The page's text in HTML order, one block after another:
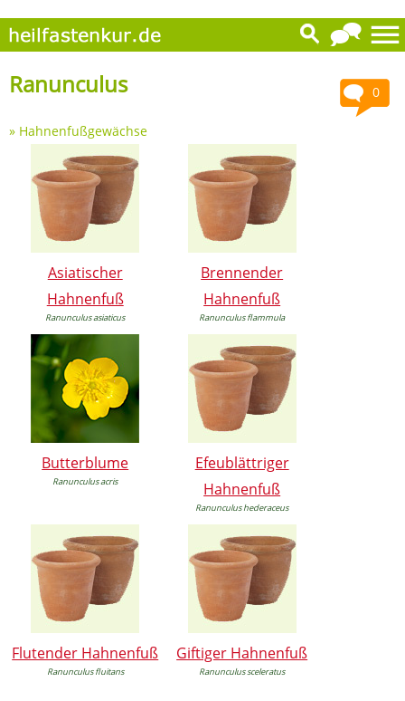
0
Ranunculus
» Hahnenfußgewächse
Asiatischer
Hahnenfuß
Ranunculus asiaticus
Brennender
Hahnenfuß
Ranunculus flammula
Butterblume
Ranunculus acris
Efeublättriger
Hahnenfuß
Ranunculus hederaceus
Flutender Hahnenfuß
Ranunculus fluitans
Giftiger Hahnenfuß
Ranunculus sceleratus